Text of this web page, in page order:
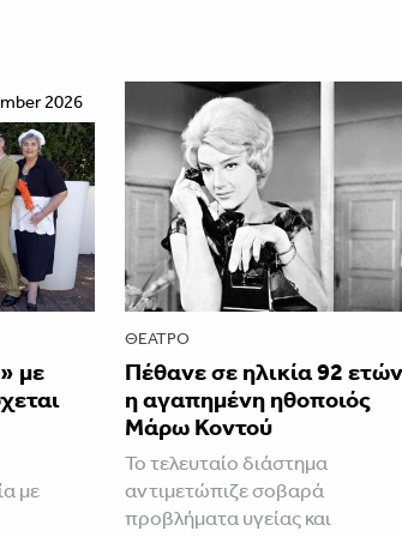
2026
με
με
ΘΈΑΤΡΟ
Πέθανε σε ηλικία 92
η αγαπημένη ηθοποιός
Μάρω Κοντού
Το τελευταίο διάστημα
αντιμετώπιζε σοβαρά
προβλήματα υγείας και